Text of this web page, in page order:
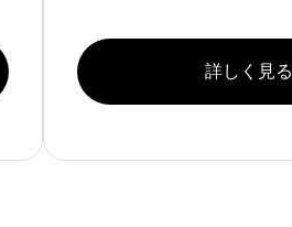
詳しく見る